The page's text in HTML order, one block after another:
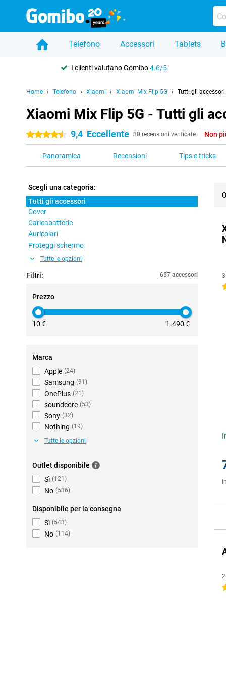
Telefono Accessori Tablets
I clienti valutano Gomibo4.6/5
Home Telefono Xiaomi Xiaomi Mix Flip 5G Tutti gli accessori
Xiaomi Mix Flip 5G - Tutti gli
4.5 stelle 9,4 Eccellente 30 recensioni verificate Non
Panoramica Recensioni Tips e tricks
Scegli una categoria:
Tutti gli accessori
Cover
Caricabatterie
Auricolari
Proteggi schermo
Tutte le opzioni
Filtri: 657 accessori
Prezzo
10 € 1.490 €
Marca
Apple (24)
Samsung (91 )
OnePlus (21 )
soundcore (53)
Sony (32)
Nothing (19)
Tutte le opzioni
Outlet disponibile
Sì (121 )
No (536)
Disponibile per la consegna
Sì (543)
No (114)